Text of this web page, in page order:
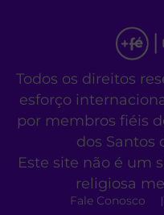
Todos os direitos
esforço
por membros fiéis
dos Santos
Este site não é um
religiosa
Fale Conosco